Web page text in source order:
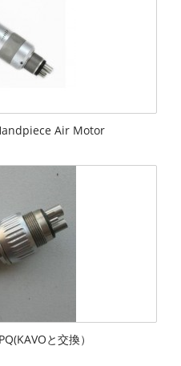
Air Motor
と交換）